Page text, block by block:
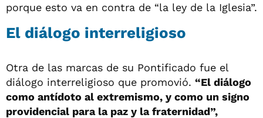
porque esto va en contra de “la ley de la Iglesia”.
El diálogo interreligioso
Otra de las marcas de su Pontificado fue el
diálogo interreligioso que promovió. “El diálogo
como antídoto al extremismo, y como un signo
providencial para la paz y la fraternidad”,